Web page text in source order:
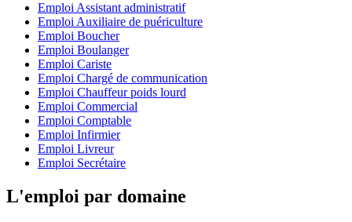
Emploi Assistant administratif
Emploi Auxiliaire de puériculture
Emploi Boucher
Emploi Boulanger
Emploi Cariste
Emploi Chargé de communication
Emploi Chauffeur poids lourd
Emploi Commercial
Emploi Comptable
Emploi Infirmier
Emploi Livreur
Emploi Secrétaire
L'emploi par domaine